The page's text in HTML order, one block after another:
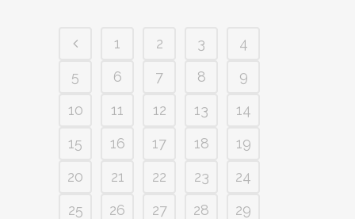
1 2 3
4
5
6 7 8
9
10
11 12 13
14
15
16 17 18
19
20
21 22 23
24
25
26 27 28
29